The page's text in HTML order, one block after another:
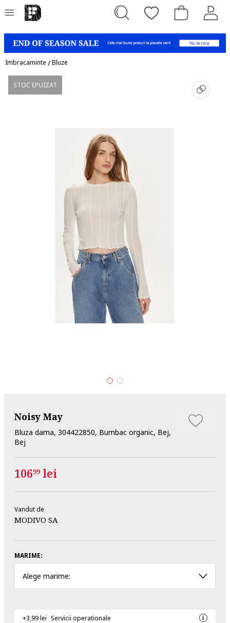
Imbracaminte /Bluze
STOC EPUIZAT
Noisy May
Bluza dama, 304422850, Bumbac organic, Bej,
Bej
10699 lei
Vandut de
MODIVO SA
MARIME:
Alege marime:
+3,99 lei Servicii operationale